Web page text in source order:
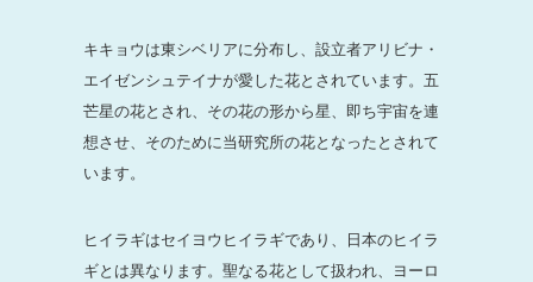
キキョウは東シベリアに分布し、設立者アリビナ・
エイゼンシュテイナが愛した花とされています。五
芒星の花とされ、その花の形から星、即ち宇宙を連
想させ、そのために当研究所の花となったとされて
います。
ヒイラギはセイヨウヒイラギであり、日本のヒイラ
ギとは異なります。聖なる花として扱われ、ヨーロ